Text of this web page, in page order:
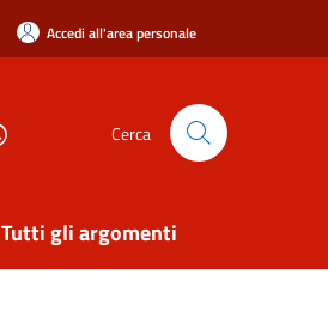
Accedi all'area personale
Cerca
Tutti gli argomenti